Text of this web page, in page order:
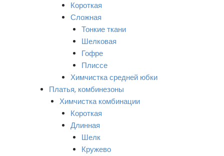
Короткая
Сложная
Тонкие ткани
Шелковая
Гофре
Плиссе
Химчистка средней юбки
Платья, комбинезоны
Химчистка комбинации
Короткая
Длинная
Шелк
Кружево